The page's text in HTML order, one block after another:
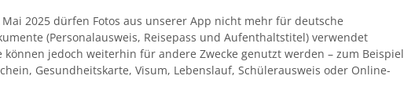
- 3972636
bremen.de
Mai 2025 dürfen Fotos aus unserer App nicht mehr für deutsche
(Personalausweis, Reisepass und Aufenthaltstitel) verwendet
können jedoch weiterhin für andere Zwecke genutzt werden – zum Beispiel
Gesundheitskarte, Visum, Lebenslauf, Schülerausweis oder Online-